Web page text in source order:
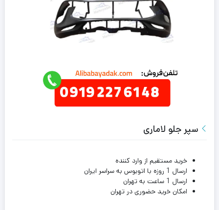
سپر جلو لاماری
خرید مستقیم از وارد کننده
ارسال 1 روزه با اتوبوس به سراسر ایران
ارسال 1 ساعت به تهران
امکان خرید حضوری در تهران